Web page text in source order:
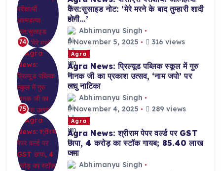
74
केस:सुसाइड नोट: ‘मेरे मरने के बाद तुम्हारी शादी
होगी…’
Abhimanyu Singh
November 5, 2025
316 views
75
Agra
Agra News: प्रिल्यूड पब्लिक स्कूल में गुरु
नानक जी का प्रकाश उत्सव, ‘नाम जपो’ पर
लघु नाटिका
Abhimanyu Singh
November 4, 2025
289 views
Agra
Agra News: श्रीराम पेपर वर्ल्ड पर GST
छापा, 4 करोड़ का स्टॉक गायब; 85.40 लाख
जमा
Abhimanyu Singh